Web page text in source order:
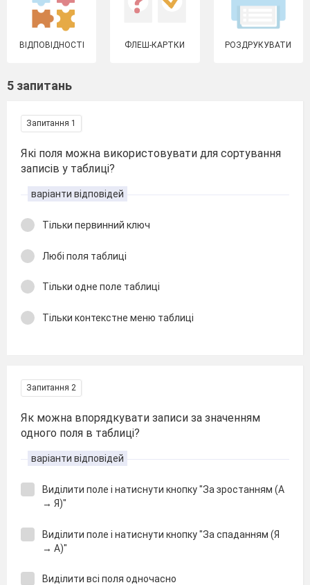
ВІДПОВІДНОСТІ ФЛЕШ-КАРТКИ РОЗДРУКУВАТИ
5 запитань
Запитання 1
Які поля можна використовувати для сортування
записів у таблиці?
варіанти відповідей
Тільки первинний ключ
Любі поля таблиці
Тільки одне поле таблиці
Тільки контекстне меню таблиці
Запитання 2
Як можна впорядкувати записи за значенням
одного поля в таблиці?
варіанти відповідей
Виділити поле і натиснути кнопку "За зростанням (А
→ Я)"
Виділити поле і натиснути кнопку "За спаданням (Я
→ А)"
Виділити всі поля одночасно